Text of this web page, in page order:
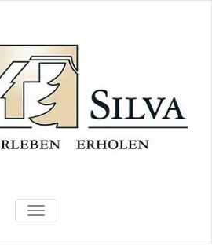
TOGGLE